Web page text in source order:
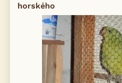
horského